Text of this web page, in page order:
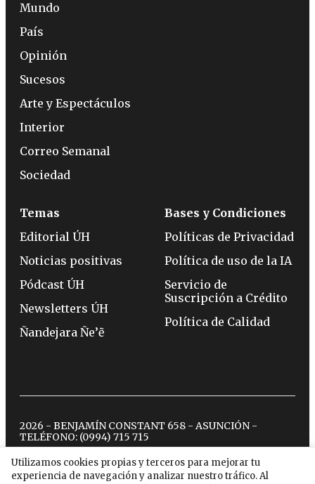
Utilizamos cookies propias y terceros para mejorar tu
experiencia de navegación y analizar nuestro tráfico. Al
Mundo
País
Opinión
Sucesos
Arte y Espectáculos
Interior
Correo Semanal
Sociedad
Temas
Editorial ÚH
Noticias positivas
Pódcast ÚH
Newsletters ÚH
Ñandejara Ñe’ẽ
Bases y Condiciones
Políticas de Privacidad
Política de uso de la IA
Servicio de
Suscripción a Crédito
Política de Calidad
2026 - BENJAMÍN CONSTANT 658 - ASUNCIÓN -
TELÉFONO: (0994) 715 715